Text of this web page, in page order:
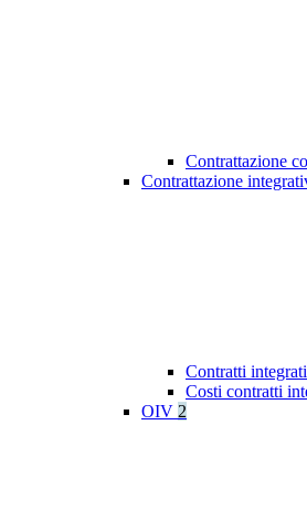
Contrattazione
Contrattazione
Contratti
Costi contratti
OIV 2